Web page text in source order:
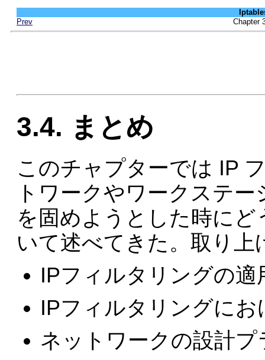
Prev
Chapter
3.4. まとめ
このチャプターでは IP
トワークやワークステ
を固めようとした時に
いて述べてきた。取り上
IPフィルタリングの適
IPフィルタリングに
ネットワークの設計プ